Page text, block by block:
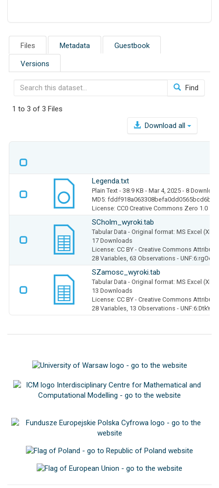
Files Metadata Guestbook
Versions
Find
1 to 3 of 3 Files
Download all
Legenda.txt
Plain Text - 38.9 KB - Mar 4, 2025 - 8
MD5: fddf918a063308befa0dd0565bcd6b4d
License: CC0 Creative Commons Zero 1.0
SCholm_wyroki.tab
Tabular Data - Original format: MS Excel
17 Downloads
License: CC BY - Creative Commons
28 Variables, 63 Observations -
SZamosc_wyroki.tab
Tabular Data - Original format: MS Excel
13 Downloads
License: CC BY - Creative Commons
28 Variables, 13 Observations -